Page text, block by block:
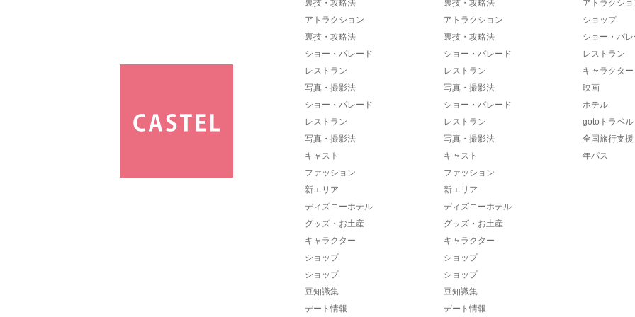
裏技・攻略法
アトラクション
裏技・攻略法
ショー・パレード
レストラン
写真・撮影法
ショー・パレード
レストラン
写真・撮影法
キャスト
ファッション
新エリア
ディズニーホテル
グッズ・お土産
キャラクター
ショップ
ショップ
豆知識集
デート情報
裏技・攻略法
アトラクション
裏技・攻略法
ショー・パレード
レストラン
写真・撮影法
ショー・パレード
レストラン
写真・撮影法
キャスト
ファッション
新エリア
ディズニーホテル
グッズ・お土産
キャラクター
ショップ
ショップ
豆知識集
デート情報
アトラクシ
ショップ
ショー・パ
レストラン
キャラクター
映画
ホテル
gotoトラベル
全国旅行支援
年パス